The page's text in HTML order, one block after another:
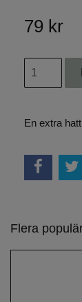
79 kr
En extra
Flera